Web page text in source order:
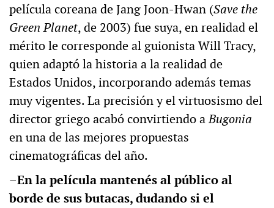
película coreana de Jang Joon-Hwan (Save the
Green Planet, de 2003) fue suya, en realidad el
mérito le corresponde al guionista Will Tracy,
quien adaptó la historia a la realidad de
Estados Unidos, incorporando además temas
muy vigentes. La precisión y el virtuosismo del
director griego acabó convirtiendo aBugonia
en una de las mejores propuestas
cinematográficas del año.
–En la película mantenés al público al
borde de sus butacas, dudando si el